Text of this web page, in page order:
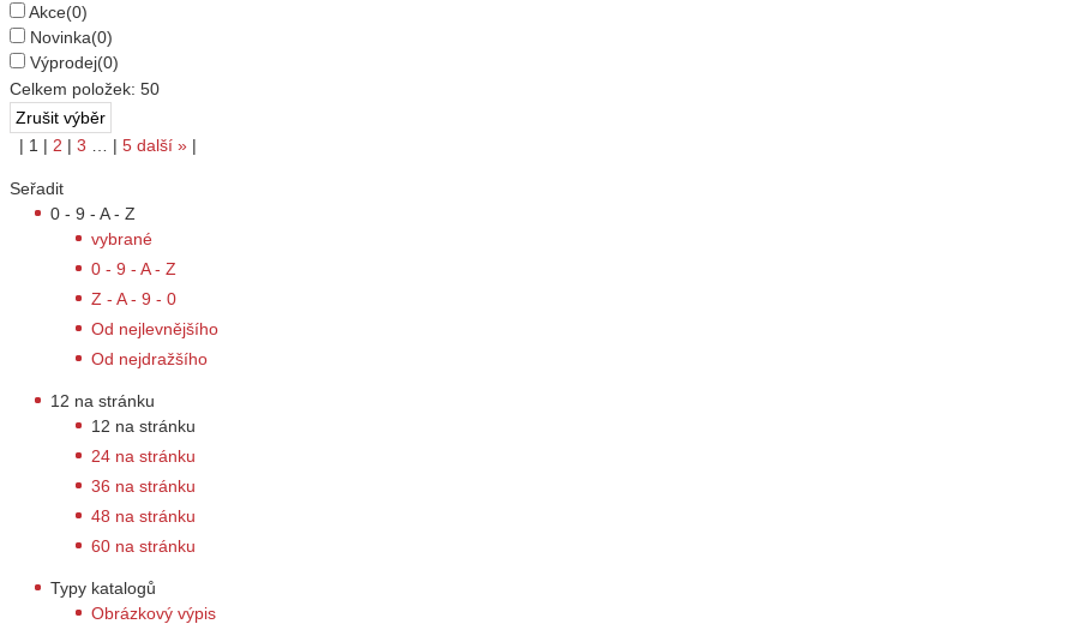
Akce(0)
Novinka(0)
Výprodej(0)
Celkem položek: 50
| 1 | 2 | 3 … | 5 další » |
Seřadit
0 - 9 - A - Z
vybrané
0 - 9 - A - Z
Z - A - 9 - 0
Od nejlevnějšího
Od nejdražšího
12 na stránku
12 na stránku
24 na stránku
36 na stránku
48 na stránku
60 na stránku
Typy katalogů
Obrázkový výpis